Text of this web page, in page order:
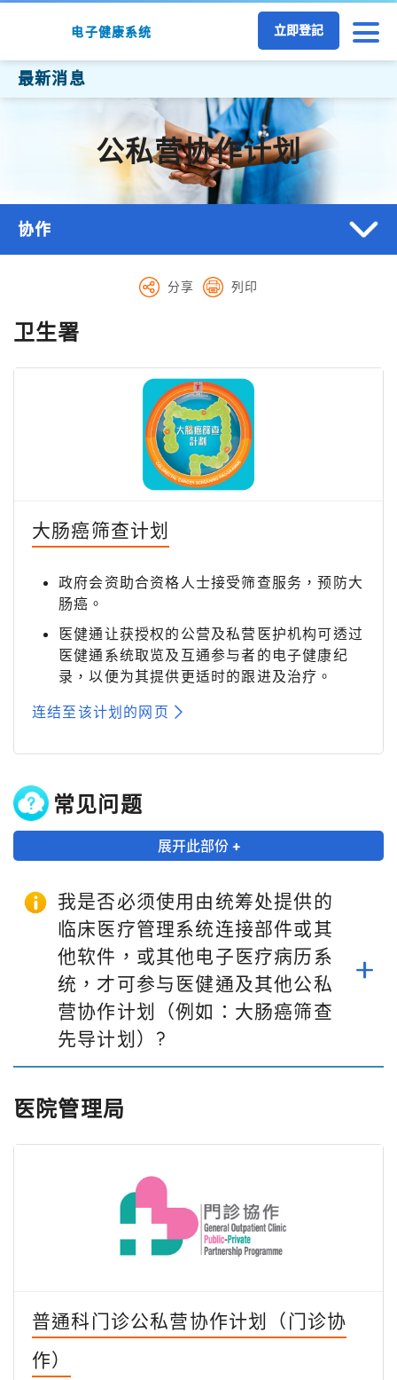
电子健康系统 立即登記
最新消息
公私营协作计划
协作
分享 列印
卫生署
大肠癌筛查计划
政府会资助合资格人士接受筛查服务，预防大
肠癌。
医健通让获授权的公营及私营医护机构可透过
医健通系统取览及互通参与者的电子健康纪
录，以便为其提供更适时的跟进及治疗。
连结至该计划的网页
常见问题
展开此部份 +
我是否必须使用由统筹处提供的
临床医疗管理系统连接部件或其
他软件，或其他电子医疗病历系
统，才可参与医健通及其他公私
营协作计划（例如：大肠癌筛查
先导计划）?
医院管理局
普通科门诊公私营协作计划（门诊协
作）